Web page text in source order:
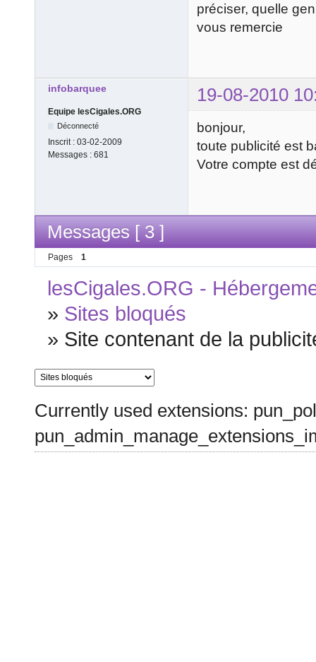
préciser, quelle
vous remercie
infobarquee 19-08-2010
Equipe lesCigales.ORG
Déconnecté
Inscrit : 03-02-2009
Messages : 681
bonjour,
toute publicité est
Votre compte est
Messages [ 3 ]
Pages 1
lesCigales.ORG -
» Sites bloqués
» Site contenant de la
Currently used extensions: